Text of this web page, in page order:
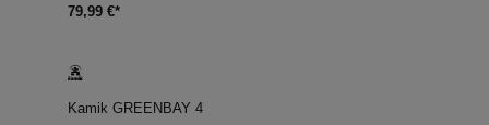
79,99 €*
Kamik GREENBAY 4